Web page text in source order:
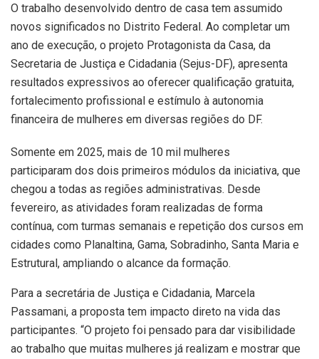
O trabalho desenvolvido dentro de casa tem assumido
novos significados no Distrito Federal. Ao completar um
ano de execução, o projeto Protagonista da Casa, da
Secretaria de Justiça e Cidadania (Sejus-DF), apresenta
resultados expressivos ao oferecer qualificação gratuita,
fortalecimento profissional e estímulo à autonomia
financeira de mulheres em diversas regiões do DF.
Somente em 2025, mais de 10 mil mulheres
participaram dos dois primeiros módulos da iniciativa, que
chegou a todas as regiões administrativas. Desde
fevereiro, as atividades foram realizadas de forma
contínua, com turmas semanais e repetição dos cursos em
cidades como Planaltina, Gama, Sobradinho, Santa Maria e
Estrutural, ampliando o alcance da formação.
Para a secretária de Justiça e Cidadania, Marcela
Passamani, a proposta tem impacto direto na vida das
participantes. “O projeto foi pensado para dar visibilidade
ao trabalho que muitas mulheres já realizam e mostrar que